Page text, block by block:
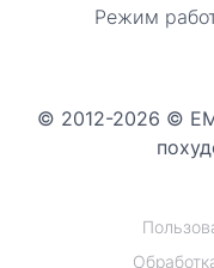
Режим
© 2012-2026 © ЕМ